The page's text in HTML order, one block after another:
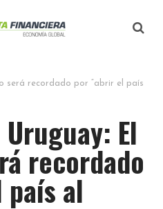
será recordado por “abrir el país
El
recordado
al